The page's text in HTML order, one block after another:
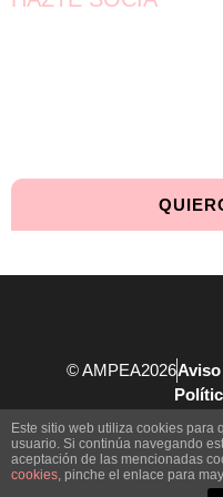
© AMPEA2026
Este sitio web utiliza cookies para
usuario. Si continúa navegando
aceptación de las mencionadas
cookies, pinche el enlace para